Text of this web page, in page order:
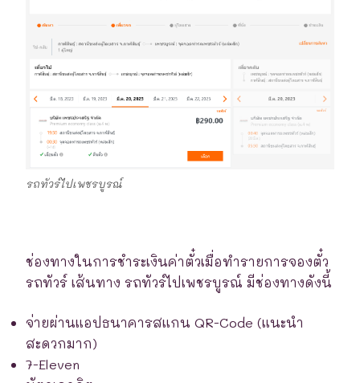
รถทัวร์ไปเพชรบูรณ์
ช่องทางในการชำระเงินค่าตั๋วเมื่อทำรายการจองตั๋ว
รถทัวร์ เส้นทาง รถทัวร์ไปเพชรบูรณ์ มีช่องทางดังนี้
จ่ายผ่านแอปธนาคารสแกน QR-Code (แนะนำ
สะดวกมาก)
7-Eleven